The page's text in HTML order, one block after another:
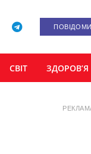
СВІТ ЗДОРОВ’Я